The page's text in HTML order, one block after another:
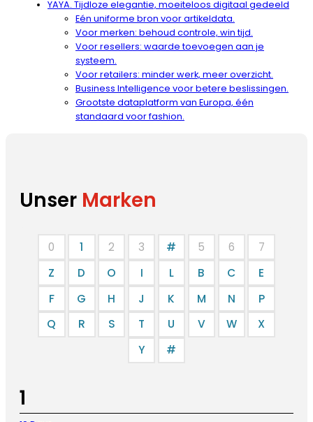
YAYA. Tijdloze elegantie, moeiteloos digitaal gedeeld
Eén uniforme bron voor artikeldata.
Voor merken: behoud controle, win tijd.
Voor resellers: waarde toevoegen aan je
systeem.
Voor retailers: minder werk, meer overzicht.
Business Intelligence voor betere beslissingen.
Grootste dataplatform van Europa, één
standaard voor fashion.
Unser Marken
0 1 2 3 # 5 6
7
Z
D O I L B C
E
F
G H J K M N
P
Q
R S T U V W
X
Y
#
1